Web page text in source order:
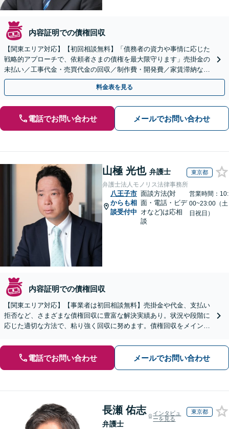
内容証明での債権回収
【関東エリア対応】【初回相談無料】「債務者の資力や事情に応じた
戦略的アプローチで、依頼者さまの債権を最大限守ります」売掛金の
未払い／工事代金・売買代金の回収／制作費・開発費／家賃滞納な
ど、事業活動で発生するあらゆる債権回収に実績あり
料金表を見る
電話でお問い合わせ メールでお問い合わせ
山極 光也 弁護士 東京都
弁護士法人モノリス法律事務所
八王子市
からも相
談受付中
面談方法(対
面・電話・ビデ
オなど)は応相
談
営業時間：10:
00~23:00（土
日祝日）
内容証明での債権回収
【関東エリア対応】【事業者は初回相談無料】売掛金や代金、支払い
拒否など、さまざまな債権回収に豊富な解決実績あり。状況や段階に
応じた適切な方法で、粘り強く回収に努めます。債権回収をメインと
電話でお問い合わせ メールでお問い合わせ
長瀬 佑志
弁護士
インタビュ
ーを見る
東京都